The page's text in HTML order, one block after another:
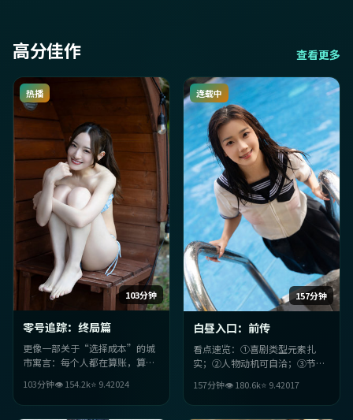
高分佳作 查看更多
103分钟
热播
零号追踪：终局篇
更像一部关于“选择成本”的城
市寓言：每个人都在算账，算到
国香港背景让语境更落地。
103分钟👁154.2k⭐ 9.42024
157分钟
连载中
白昼入口：前传
看点速览：①喜剧类型元素扎
实；②人物动机可自洽；③节奏
质与年代细节加分。
157分钟👁180.6k⭐ 9.42017